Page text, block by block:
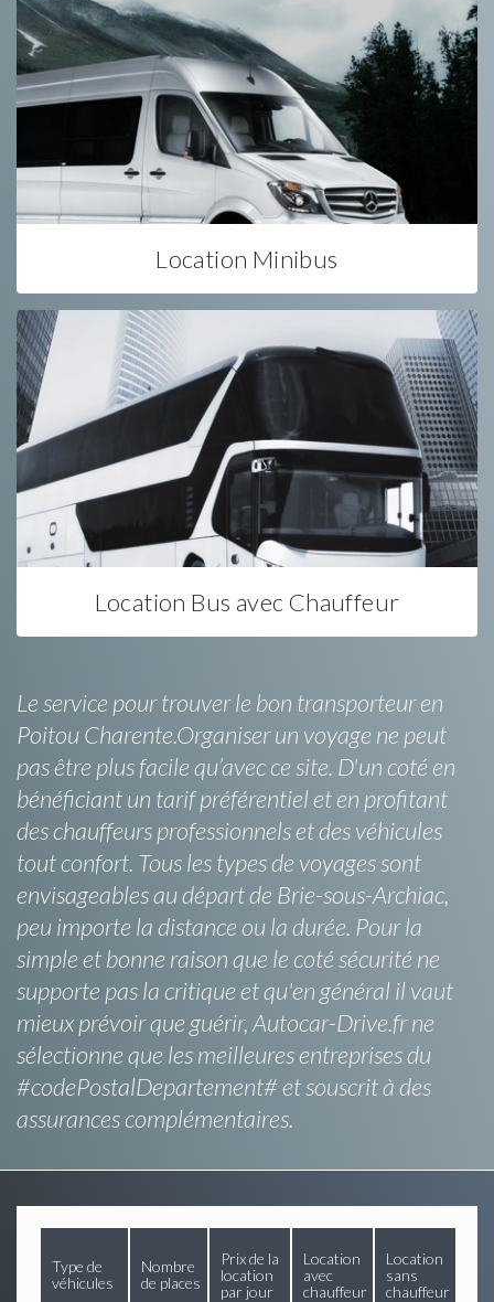
Location Minibus
Location Bus avec Chauffeur
Le service pour trouver le bon transporteur en
Poitou Charente.Organiser un voyage ne peut
pas être plus facile qu’avec ce site. D'un coté en
bénéficiant un tarif préférentiel et en profitant
des chauffeurs professionnels et des véhicules
tout confort. Tous les types de voyages sont
envisageables au départ de Brie-sous-Archiac,
peu importe la distance ou la durée. Pour la
simple et bonne raison que le coté sécurité ne
supporte pas la critique et qu'en général il vaut
mieux prévoir que guérir, Autocar-Drive.fr ne
sélectionne que les meilleures entreprises du
#codePostalDepartement# et souscrit à des
assurances complémentaires.
Type de
véhicules
Nombre
de places
Prix de la
location
par jour
Location
avec
chauffeur
Location
sans
chauffeur